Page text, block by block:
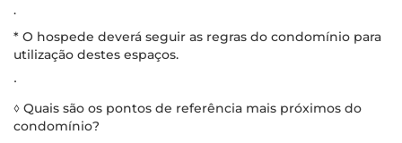
.
* O hospede deverá seguir as regras do condomínio para
utilização destes espaços.
∙
◊ Quais são os pontos de referência mais próximos do
condomínio?